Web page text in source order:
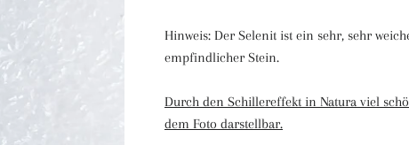
Hinweis: Der Selenit ist ein sehr, sehr
empfindlicher Stein.
Durch den Schillereffekt in Natura viel
dem Foto darstellbar.